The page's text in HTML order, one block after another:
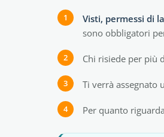
Visti, permessi di
sono obbligatori
Chi risiede per più
Ti verrà assegnato
Per quanto